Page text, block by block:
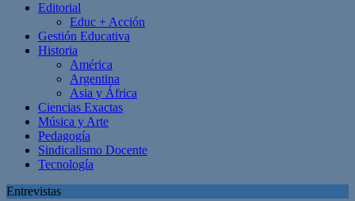
Editorial
Educ + Acción
Gestión Educativa
Historia
América
Argentina
Asia y África
Ciencias Exactas
Música y Arte
Pedagogía
Sindicalismo Docente
Tecnología
Entrevistas